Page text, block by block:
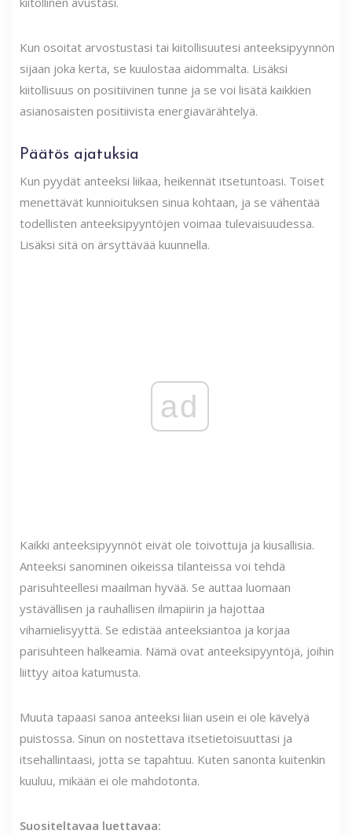
Kun osoitat arvostustasi tai kiitollisuutesi anteeksipyynnön
sijaan joka kerta, se kuulostaa aidommalta. Lisäksi
kiitollisuus on positiivinen tunne ja se voi lisätä kaikkien
asianosaisten positiivista energiavärähtelyä.
Päätös ajatuksia
Kun pyydät anteeksi liikaa, heikennät itsetuntoasi. Toiset
menettävät kunnioituksen sinua kohtaan, ja se vähentää
todellisten anteeksipyyntöjen voimaa tulevaisuudessa.
Lisäksi sitä on ärsyttävää kuunnella.
ad
Kaikki anteeksipyynnöt eivät ole toivottuja ja kiusallisia.
Anteeksi sanominen oikeissa tilanteissa voi tehdä
parisuhteellesi maailman hyvää. Se auttaa luomaan
ystävällisen ja rauhallisen ilmapiirin ja hajottaa
vihamielisyyttä. Se edistää anteeksiantoa ja korjaa
parisuhteen halkeamia. Nämä ovat anteeksipyyntöjä, joihin
liittyy aitoa katumusta.
Muuta tapaasi sanoa anteeksi liian usein ei ole kävelyä
puistossa. Sinun on nostettava itsetietoisuuttasi ja
itsehallintaasi, jotta se tapahtuu. Kuten sanonta kuitenkin
kuuluu, mikään ei ole mahdotonta.
Suositeltavaa luettavaa: